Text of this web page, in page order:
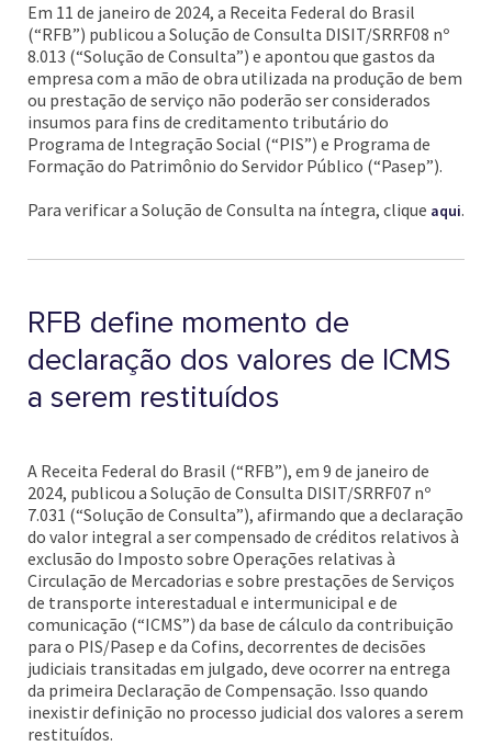
Em 11 de janeiro de 2024, a Receita Federal do Brasil
(“RFB”) publicou a Solução de Consulta DISIT/SRRF08 nº
8.013 (“Solução de Consulta”) e apontou que gastos da
empresa com a mão de obra utilizada na produção de bem
ou prestação de serviço não poderão ser considerados
insumos para fins de creditamento tributário do
Programa de Integração Social (“PIS”) e Programa de
Formação do Patrimônio do Servidor Público (“Pasep”).
Para verificar a Solução de Consulta na íntegra, clique aqui.
RFB define momento de
declaração dos valores de ICMS
a serem restituídos
A Receita Federal do Brasil (“RFB”), em 9 de janeiro de
2024, publicou a Solução de Consulta DISIT/SRRF07 nº
7.031 (“Solução de Consulta”), afirmando que a declaração
do valor integral a ser compensado de créditos relativos à
exclusão do Imposto sobre Operações relativas à
Circulação de Mercadorias e sobre prestações de Serviços
de transporte interestadual e intermunicipal e de
comunicação (“ICMS”) da base de cálculo da contribuição
para o PIS/Pasep e da Cofins, decorrentes de decisões
judiciais transitadas em julgado, deve ocorrer na entrega
da primeira Declaração de Compensação. Isso quando
inexistir definição no processo judicial dos valores a serem
restituídos.